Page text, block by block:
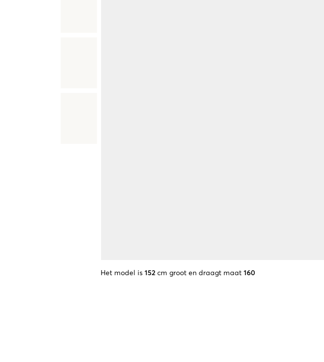
Het model is 152 cm groot en draagt maat 160